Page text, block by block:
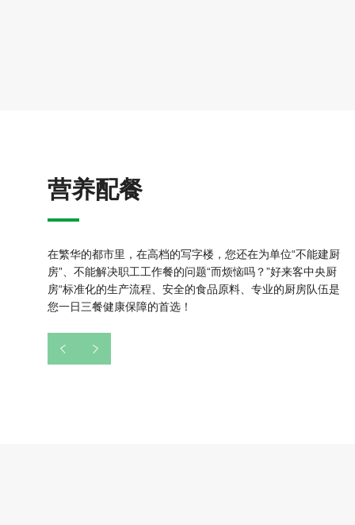
营养配餐
在繁华的都市里，在高档的写字楼，您还在为单位“不能建厨
房”、不能解决职工工作餐的问题“而烦恼吗？”好来客中央厨
房“标准化的生产流程、安全的食品原料、专业的厨房队伍是
您一日三餐健康保障的首选！